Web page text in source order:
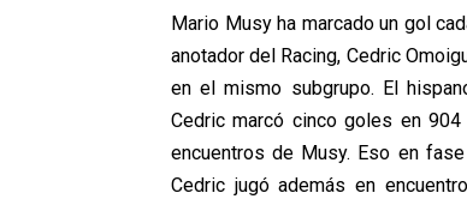
Mario Musy ha marcado un gol
anotador del Racing, Cedric
en el mismo subgrupo. El
Cedric marcó cinco goles en
encuentros de Musy. Eso en
Cedric jugó además en